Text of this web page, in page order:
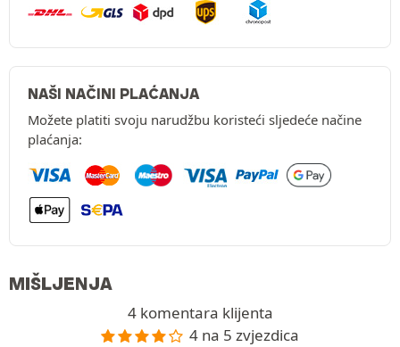
NAŠI NAČINI PLAĆANJA
Možete platiti svoju narudžbu koristeći sljedeće načine
plaćanja:
MIŠLJENJA
4 komentara klijenta
4 na 5 zvjezdica